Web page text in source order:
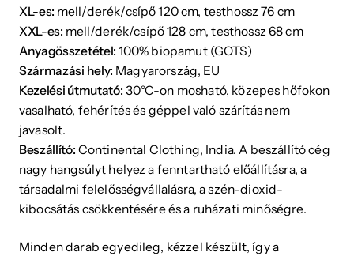
XL-es: mell/derék/csípő 120 cm, testhossz 76 cm
XXL-es: mell/derék/csípő 128 cm, testhossz 68 cm
Anyagösszetétel: 100% biopamut (GOTS)
Származási hely: Magyarország, EU
Kezelési útmutató: 30°C-on mosható, közepes hőfokon
vasalható, fehérítés és géppel való szárítás nem
javasolt.
Beszállító: Continental Clothing, India. A beszállító cég
nagy hangsúlyt helyez a fenntartható előállításra, a
társadalmi felelősségvállalásra, a szén-dioxid-
kibocsátás csökkentésére és a ruházati minőségre.
Minden darab egyedileg, kézzel készült, így a